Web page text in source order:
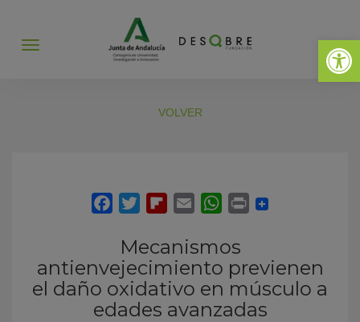
Abrir
Abrir
VOLVER
Mecanismos
antienvejecimiento previenen
el daño oxidativo en músculo a
edades avanzadas